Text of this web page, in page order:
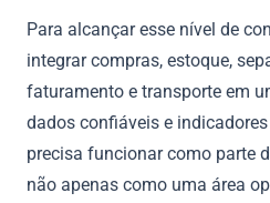
Para alcançar esse nível de
integrar compras, estoque,
faturamento e transporte em
dados confiáveis e
precisa funcionar como parte
não apenas como uma área